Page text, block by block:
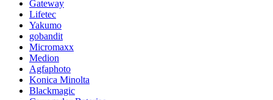
Gateway
Lifetec
Yakumo
gobandit
Micromaxx
Medion
Agfaphoto
Konica Minolta
Blackmagic